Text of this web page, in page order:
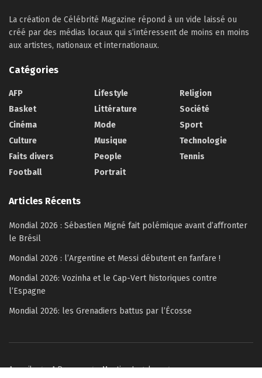
La création de Célébrité Magazine répond à un vide laissé ou
créé par des médias locaux qui s’intéressent de moins en moins
aux artistes, nationaux et internationaux.
Catégories
AFP
Basket
Cinéma
Culture
Faits divers
Football
Lifestyle
Littérature
Mode
Musique
People
Portrait
Religion
Société
Sport
Technologie
Tennis
Articles Récents
Mondial 2026 : Sébastien Migné fait polémique avant d’affronter
le Brésil
Mondial 2026 : l’Argentine et Messi débutent en fanfare !
Mondial 2026: Vozinha et le Cap-Vert historiques contre
l’Espagne
Mondial 2026: les Grenadiers battus par l’Écosse
Accueil A Propos
Mention Legales